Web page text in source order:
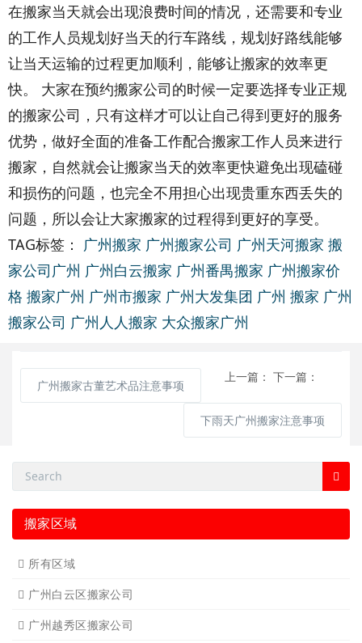
在搬家当天就会出现浪费时间的情况，还需要和专业
的工作人员规划好当天的行车路线，规划好路线能够
让当天运输的过程更加顺利，能够让搬家的效率更
快。 大家在预约搬家公司的时候一定要选择专业正规
的搬家公司，只有这样才可以让自己得到更好的服务
优势，做好全面的准备工作配合搬家工作人员来进行
搬家，自然就会让搬家当天的效率更快避免出现磕碰
和损伤的问题，也完全不用担心出现贵重东西丢失的
问题，所以会让大家搬家的过程得到更好的享受。
TAG标签： 广州搬家 广州搬家公司 广州天河搬家 搬
家公司广州 广州白云搬家 广州番禺搬家 广州搬家价
格 搬家广州 广州市搬家 广州大发集团 广州 搬家 广州
搬家公司 广州人人搬家 大众搬家广州
上一篇：
广州搬家古董艺术品注意事项
下一篇：
下雨天广州搬家注意事项
搬家区域
所有区域
广州白云区搬家公司
广州越秀区搬家公司